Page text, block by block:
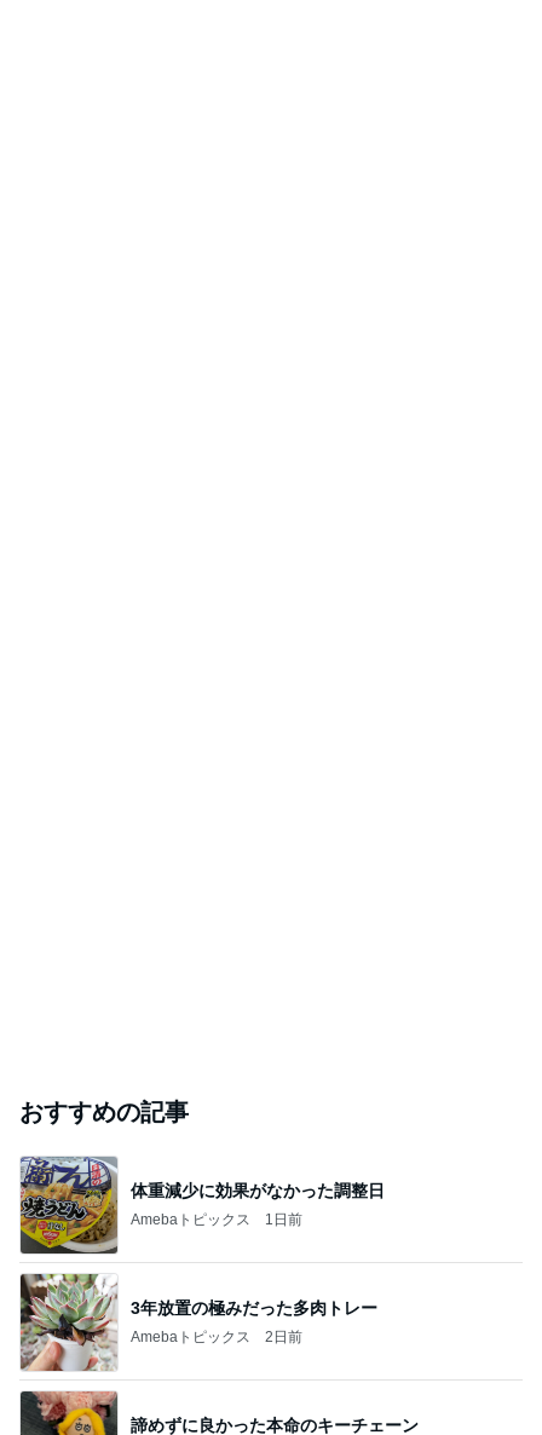
おすすめの記事
体重減少に効果がなかった調整日
Amebaトピックス 1日前
3年放置の極みだった多肉トレー
Amebaトピックス 2日前
諦めずに良かった本命のキーチェーン